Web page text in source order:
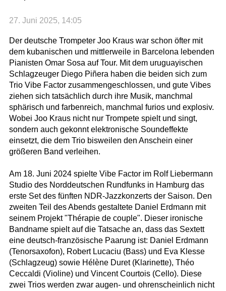
27. Juni 2025, 14:05
Der deutsche Trompeter Joo Kraus war schon öfter mit
dem kubanischen und mittlerweile in Barcelona lebenden
Pianisten Omar Sosa auf Tour. Mit dem uruguayischen
Schlagzeuger Diego Piñera haben die beiden sich zum
Trio Vibe Factor zusammengeschlossen, und gute Vibes
ziehen sich tatsächlich durch ihre Musik, manchmal
sphärisch und farbenreich, manchmal furios und explosiv.
Wobei Joo Kraus nicht nur Trompete spielt und singt,
sondern auch gekonnt elektronische Soundeffekte
einsetzt, die dem Trio bisweilen den Anschein einer
größeren Band verleihen.
Am 18. Juni 2024 spielte Vibe Factor im Rolf Liebermann
Studio des Norddeutschen Rundfunks in Hamburg das
erste Set des fünften NDR-Jazzkonzerts der Saison. Den
zweiten Teil des Abends gestaltete Daniel Erdmann mit
seinem Projekt "Thérapie de couple". Dieser ironische
Bandname spielt auf die Tatsache an, dass das Sextett
eine deutsch-französische Paarung ist: Daniel Erdmann
(Tenorsaxofon), Robert Lucaciu (Bass) und Eva Klesse
(Schlagzeug) sowie Hélène Duret (Klarinette), Théo
Ceccaldi (Violine) und Vincent Courtois (Cello). Diese
zwei Trios werden zwar augen- und ohrenscheinlich nicht